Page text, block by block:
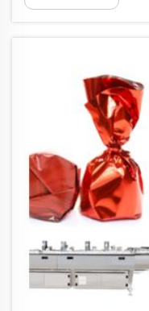
привлекательный
Например,
красочную фольгу...